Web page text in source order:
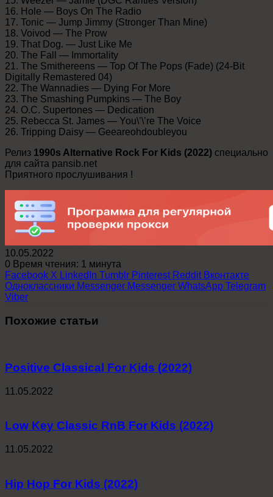
16. Hole — Boys On The Radio
17. Tonic — Jump Jimmy (Stronger Than Mine)
18. Voivod — The Prow
19. That Dog. — Just Like Me
20. The Fall — Immortality
21. The Smithereens — Top Of The Pops (Fade) (24-Bit
Digitally Remastered 04)
22. The Wannadies — Dying For More
23. The Smashing Pumpkins — The Boy
24. O.C. Supertones — Dedication
25. Rebecca St. James — You\’\’re The Voice
26. Tripping Daisy — Geeareohdoubleyou
Релиз 1990s Alternative Rock For Kids (2022) специально
для сайта pansib.net
Приятного прослушивания !
10.05.2022
0 Время чтения: 1 минута
Facebook X LinkedIn Tumblr Pinterest Reddit Вконтакте
Одноклассники Messenger Messenger WhatsApp Telegram
Viber
Похожие статьи
Positive Classical For Kids (2022)
11.05.2022
Low Key Classic RnB For Kids (2022)
11.05.2022
Hip Hop For Kids (2022)